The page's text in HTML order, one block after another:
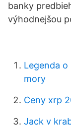
banky
výhodnejšou
Legenda
mory
Ceny xrp
Jack v